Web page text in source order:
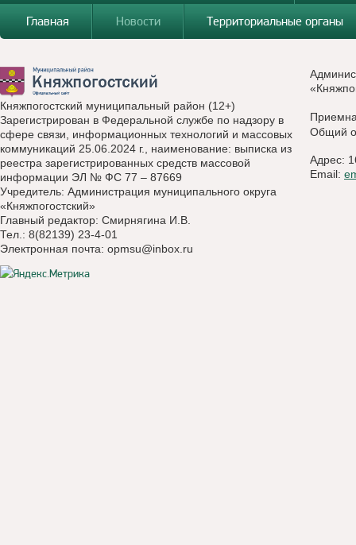
Главная
Новости Территориальные органы
Княжпогостский муниципальный район (12+)
Зарегистрирован в Федеральной службе по надзору в
сфере связи, информационных технологий и массовых
коммуникаций 25.06.2024 г., наименование: выписка из
реестра зарегистрированных средств массовой
информации ЭЛ № ФС 77 – 87669
Учредитель: Администрация муниципального округа
«Княжпогостский»
Главный редактор: Смирнягина И.В.
Тел.: 8(82139) 23-4-01
Электронная почта: opmsu@inbox.ru
Общий
Адрес:
Email: